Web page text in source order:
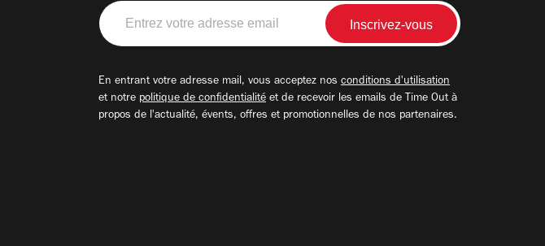
Entrez
votre
adresse
En entrant votre adresse mail, vous acceptez nos conditions d'utilisation
et notre politique de confidentialité et de recevoir les emails de Time Out à
propos de l'actualité, évents, offres et promotionnelles de nos partenaires.